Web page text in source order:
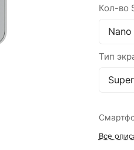
Кол-во
Nano
Тип
Все